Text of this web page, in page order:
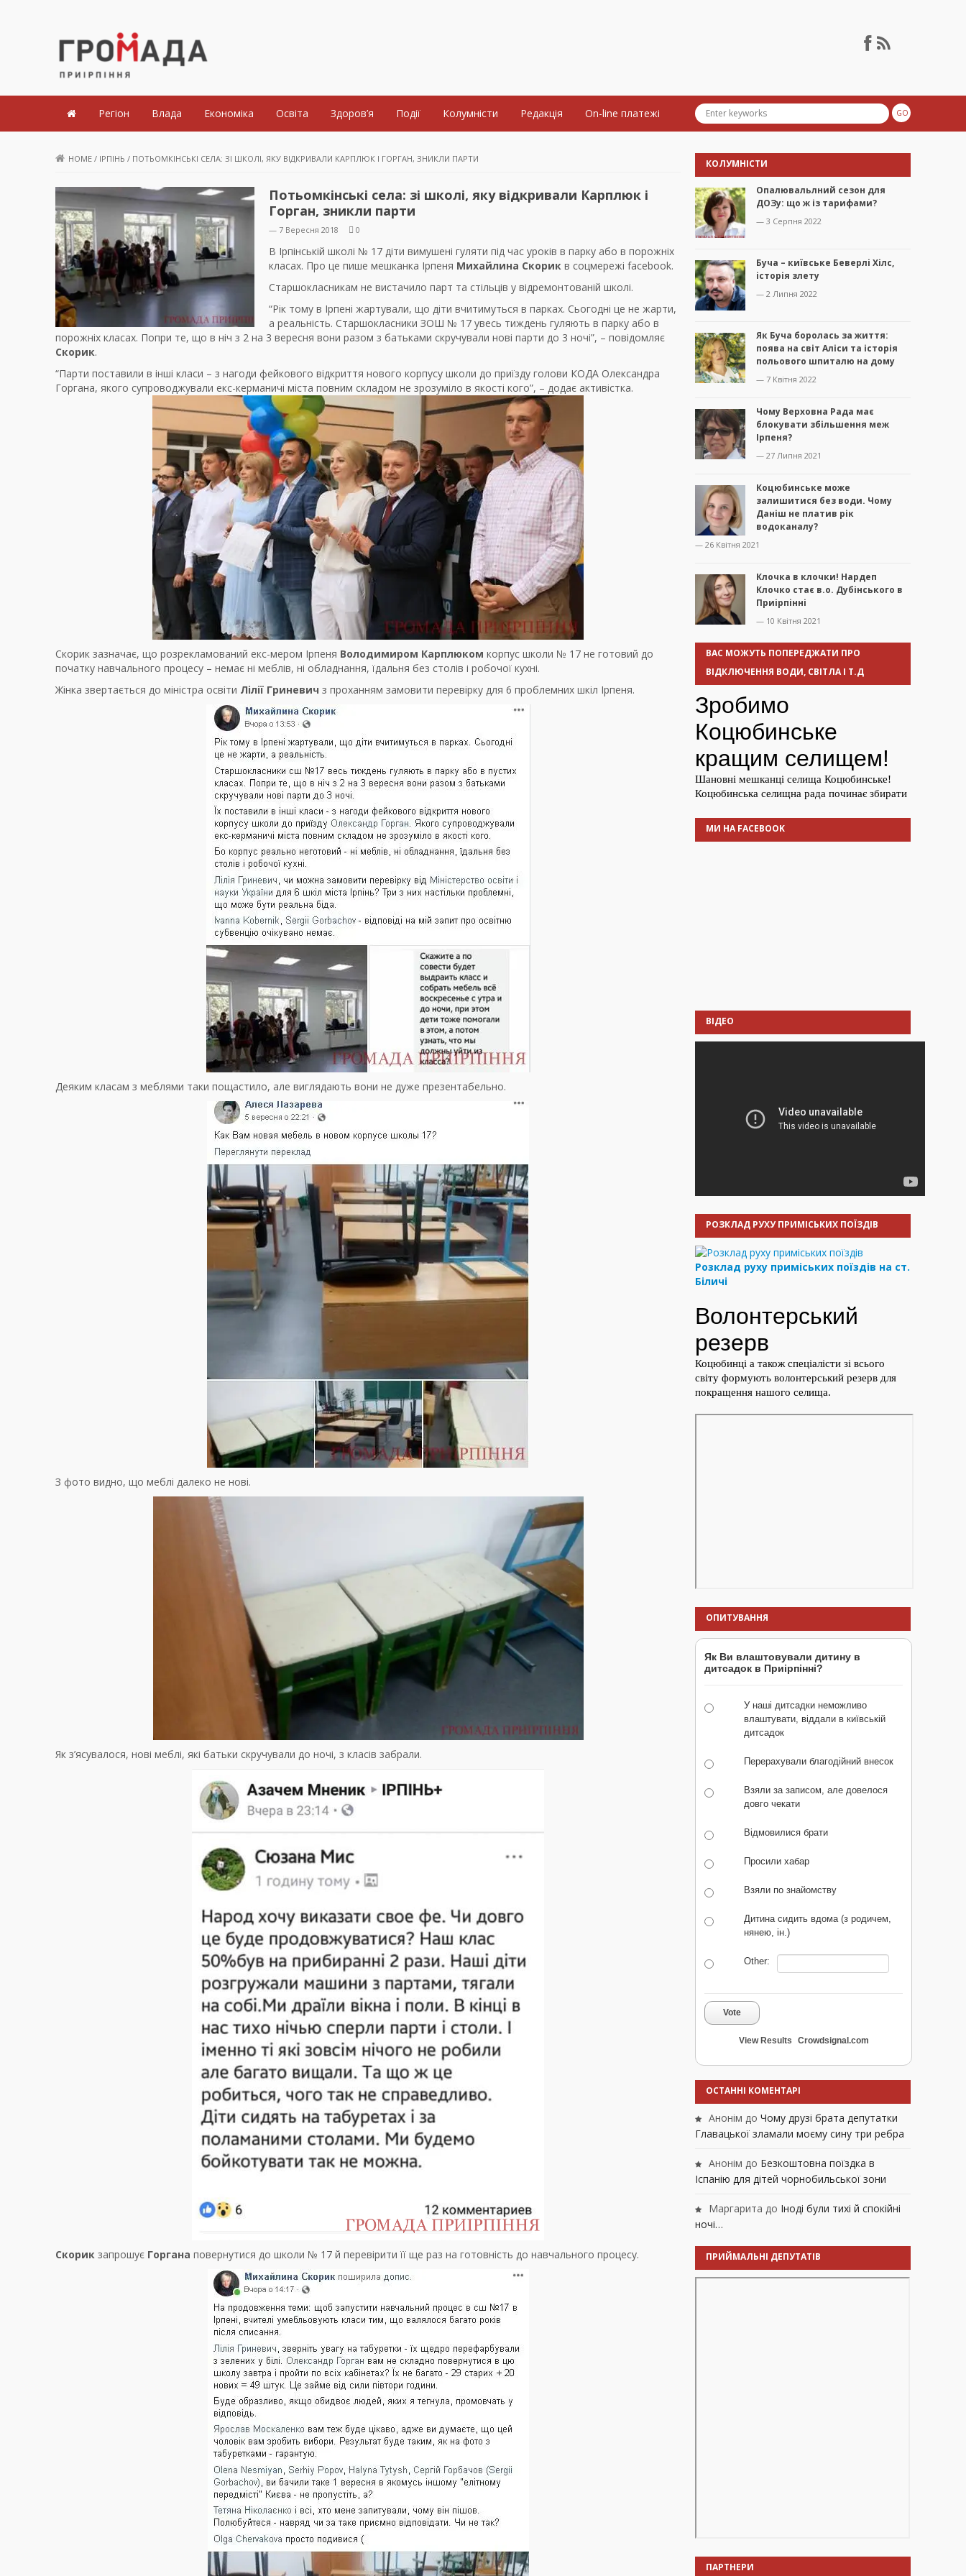
Громада Приірпіння
Регіон Влада Економіка Освіта Здоров’я Події Колумністи Редакція On-line платежі
HOME / ІРПІНЬ / ПОТЬОМКІНСЬКІ СЕЛА: ЗІ ШКОЛІ, ЯКУ ВІДКРИВАЛИ КАРПЛЮК І ГОРГАН, ЗНИКЛИ ПАРТИ
Потьомкінські села: зі школі, яку відкривали Карплюк і
Горган, зникли парти
— 7 Вересня 2018 0
В Ірпінській школі № 17 діти вимушені гуляти під час уроків в парку або в порожніх
класах. Про це пише мешканка Ірпеня Михайлина Скорик в соцмережі facebook.
Старшокласникам не вистачило парт та стільців у відремонтованій школі.
“Рік тому в Ірпені жартували, що діти вчитимуться в парках. Сьогодні це не жарти,
а реальність. Старшокласники ЗОШ № 17 увесь тиждень гуляють в парку або в
порожніх класах. Попри те, що в ніч з 2 на 3 вересня вони разом з батьками скручували нові парти до 3 ночі”, – повідомляє
Скорик.
“Парти поставили в інші класи – з нагоди фейкового відкриття нового корпусу школи до приїзду голови КОДА Олександра
Горгана, якого супроводжували екс-керманичі міста повним складом не зрозуміло в якості кого”, – додає активістка.
Скорик зазначає, що розрекламований екс-мером Ірпеня Володимиром Карплюком корпус школи № 17 не готовий до
початку навчального процесу – немає ні меблів, ні обладнання, їдальня без столів і робочої кухні.
Жінка звертається до міністра освіти Лілії Гриневич з проханням замовити перевірку для 6 проблемних шкіл Ірпеня.
Деяким класам з меблями таки пощастило, але виглядають вони не дуже презентабельно.
З фото видно, що меблі далеко не нові.
Як з’ясувалося, нові меблі, які батьки скручували до ночі, з класів забрали.
Скорик запрошує Горгана повернутися до школи № 17 й перевірити її ще раз на готовність до навчального процесу.
КОЛУМНІСТИ
Опалювальлний сезон для
ДОЗу: що ж із тарифами?
— 3 Серпня 2022
Буча – київське Беверлі Хілс,
історія злету
— 2 Липня 2022
Як Буча боролась за життя:
поява на світ Аліси та історія
польового шпиталю на дому
— 7 Квітня 2022
Чому Верховна Рада має
блокувати збільшення меж
Ірпеня?
— 27 Липня 2021
Коцюбинське може
залишитися без води. Чому
Даніш не платив рік
водоканалу?
— 26 Квітня 2021
Клочка в клочки! Нардеп
Клочко стає в.о. Дубінського в
Приірпінні
— 10 Квітня 2021
ВАС МОЖУТЬ ПОПЕРЕДЖАТИ ПРО
ВІДКЛЮЧЕННЯ ВОДИ, СВІТЛА І Т.Д
МИ НА FACEBOOK
ВІДЕО
РОЗКЛАД РУХУ ПРИМІСЬКИХ ПОЇЗДІВ
Розклад руху приміських поїздів на ст.
Біличі
ОПИТУВАННЯ
Як Ви влаштовували дитину в
дитсадок в Приірпінні?
У наші дитсадки неможливо
влаштувати, віддали в київській
дитсадок
Перерахували благодійний внесок
Взяли за записом, але довелося
довго чекати
Відмовилися брати
Просили хабар
Взяли по знайомству
Дитина сидить вдома (з родичем,
нянею, ін.)
Other:
Vote
View Results Crowdsignal.com
ОСТАННІ КОМЕНТАРІ
Анонім до Чому друзі брата депутатки
Главацької зламали моєму сину три ребра
Анонім до Безкоштовна поїздка в
Іспанію для дітей чорнобильської зони
Маргарита до Іноді були тихі й спокійні
ночі…
ПРИЙМАЛЬНІ ДЕПУТАТІВ
ПАРТНЕРИ